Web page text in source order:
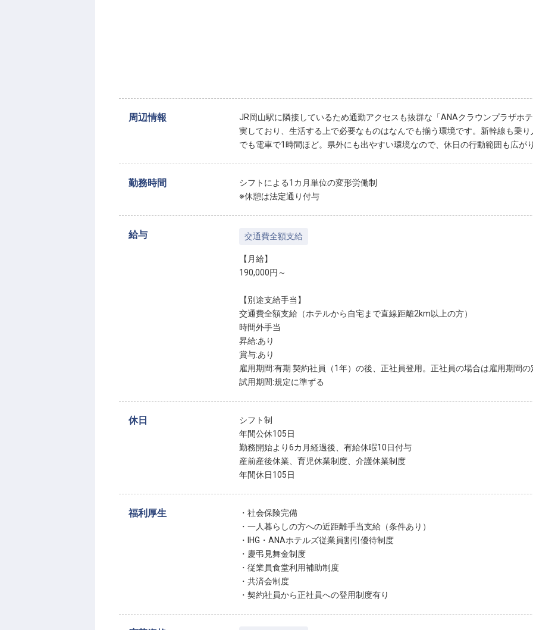
周辺情報
JR岡山駅に隣接しているため通勤アクセスも抜群な「ANAクラウンプラザホ
実しており、生活する上で必要なものはなんでも揃う環境です。新幹線も乗
でも電車で1時間ほど。県外にも出やすい環境なので、休日の行動範囲も広が
勤務時間
シフトによる1カ月単位の変形労働制
※休憩は法定通り付与
給与 交通費全額支給
【月給】
190,000円～
【別途支給手当】
交通費全額支給（ホテルから自宅まで直線距離2km以上の方）
時間外手当
昇給:あり
賞与:あり
雇用期間:有期 契約社員（1年）の後、正社員登用。正社員の場合は雇用期間
試用期間:規定に準ずる
休日
シフト制
年間公休105日
勤務開始より6カ月経過後、有給休暇10日付与
産前産後休業、育児休業制度、介護休業制度
年間休日105日
福利厚生
・社会保険完備
・一人暮らしの方への近距離手当支給（条件あり）
・IHG・ANAホテルズ従業員割引優待制度
・慶弔見舞金制度
・従業員食堂利用補助制度
・共済会制度
・契約社員から正社員への登用制度有り